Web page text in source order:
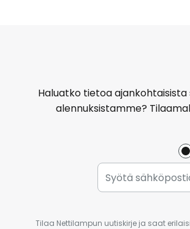
Haluatko tietoa
alennuksistamme?
Tilaa Nettilampun uutiskirje ja saat